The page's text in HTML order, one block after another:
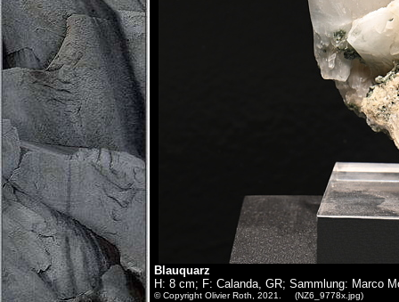
Blauquarz
H: 8 cm; F: Calanda, GR; Sammlung: Marco
© Copyright Olivier Roth, 2021. (NZ6_9778x.jpg)